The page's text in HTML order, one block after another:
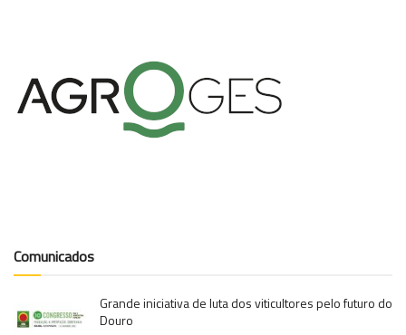
Comunicados
Grande iniciativa de luta dos viticultores pelo futuro do
Douro